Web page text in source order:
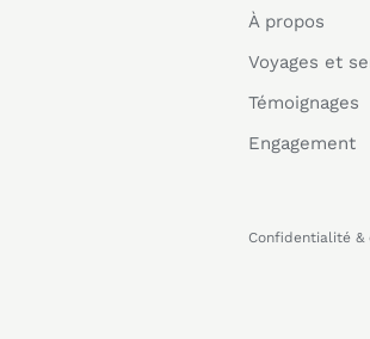
À propos
Voyages et
Témoignages
Engagement
Confidentialité &